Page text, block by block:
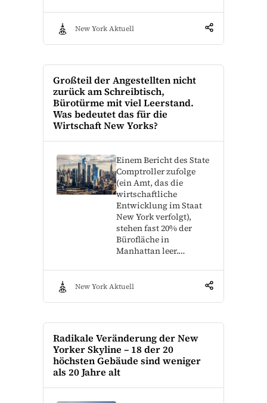
New York Aktuell
Großteil der Angestellten nicht
zurück am Schreibtisch,
Bürotürme mit viel Leerstand.
Was bedeutet das für die
Wirtschaft New Yorks?
Einem Bericht des State
Comptroller zufolge
(ein Amt, das die
wirtschaftliche
Entwicklung im Staat
New York verfolgt),
stehen fast 20% der
Bürofläche in
Manhattan leer.…
New York Aktuell
Radikale Veränderung der New
Yorker Skyline – 18 der 20
höchsten Gebäude sind weniger
als 20 Jahre alt